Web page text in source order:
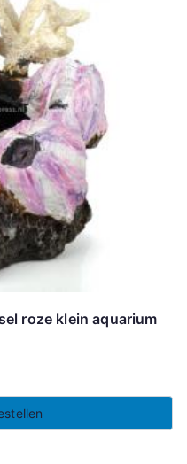
roze klein aquarium